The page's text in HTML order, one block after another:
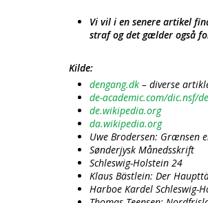
Vi vil i en senere artikel
straf og det gælder også
Kilde:
dengang.dk – diverse
de-academic.com/dic.nsf/
de.wikipedia.org
da.wikipedia.org
Uwe Brodersen: Grænsen
Sønderjysk Månedsskrift
Schleswig-Holstein 24
Klaus Bästlein: Der
Harboe Kardel Schleswig-